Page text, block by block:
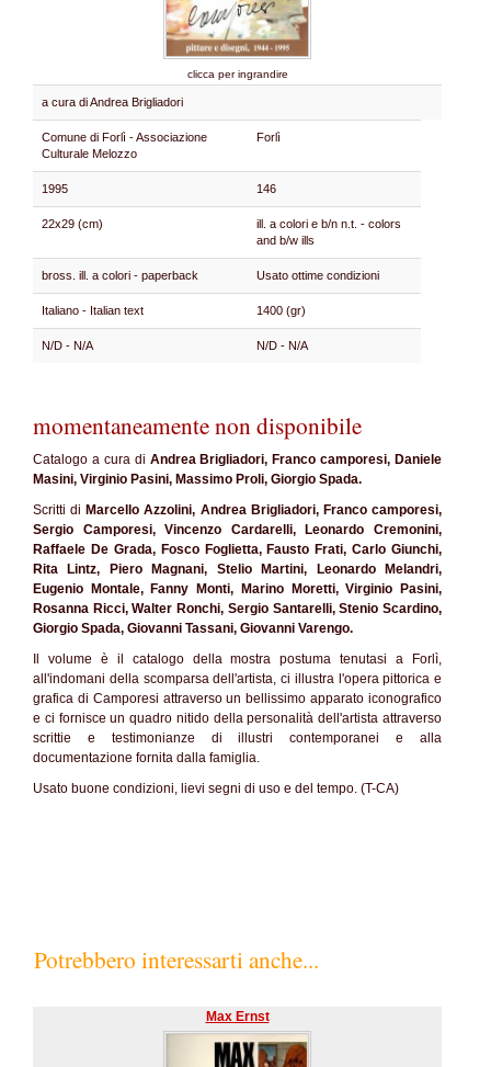
clicca per ingrandire
a cura di Andrea Brigliadori
Comune di Forlì - Associazione
Culturale Melozzo
Forlì
1995 146
22x29 (cm)
ill. a colori e b/n n.t. - colors
and b/w ills
bross. ill. a colori - paperback Usato ottime condizioni
Italiano - Italian text 1400 (gr)
N/D - N/A N/D - N/A
momentaneamente non disponibile
Catalogo a cura di Andrea Brigliadori, Franco camporesi, Daniele
Masini, Virginio Pasini, Massimo Proli, Giorgio Spada.
Scritti di Marcello Azzolini, Andrea Brigliadori, Franco camporesi,
Sergio Camporesi, Vincenzo Cardarelli, Leonardo Cremonini,
Raffaele De Grada, Fosco Foglietta, Fausto Frati, Carlo Giunchi,
Rita Lintz, Piero Magnani, Stelio Martini, Leonardo Melandri,
Eugenio Montale, Fanny Monti, Marino Moretti, Virginio Pasini,
Rosanna Ricci, Walter Ronchi, Sergio Santarelli, Stenio Scardino,
Giorgio Spada, Giovanni Tassani, Giovanni Varengo.
Il volume è il catalogo della mostra postuma tenutasi a Forlì,
all'indomani della scomparsa dell'artista, ci illustra l'opera pittorica e
grafica di Camporesi attraverso un bellissimo apparato iconografico
e ci fornisce un quadro nitido della personalità dell'artista attraverso
scrittie e testimonianze di illustri contemporanei e alla
documentazione fornita dalla famiglia.
Usato buone condizioni, lievi segni di uso e del tempo. (T-CA)
Potrebbero interessarti anche...
Max Ernst